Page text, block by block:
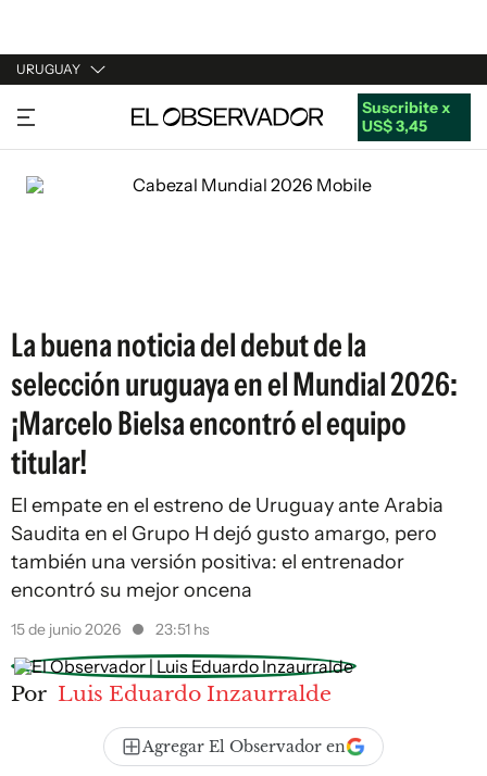
URUGUAY
URUGUAY
ARGENTINA
ESPAÑA
Suscribite x
US$ 3,45
La buena noticia del debut de la
selección uruguaya en el Mundial 2026:
¡Marcelo Bielsa encontró el equipo
titular!
El empate en el estreno de Uruguay ante Arabia
Saudita en el Grupo H dejó gusto amargo, pero
también una versión positiva: el entrenador
encontró su mejor oncena
15 de junio 2026 23:51 hs
Por Luis Eduardo Inzaurralde
Agregar El Observador en